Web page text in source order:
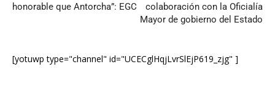
honorable que Antorcha”: EGC
colaboración con la Oficialía
Mayor de gobierno del Estado
[yotuwp type="channel" id="UCECglHqjLvrSlEjP619_zjg" ]